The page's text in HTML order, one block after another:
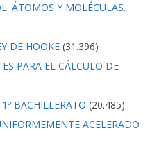
ÁTOMOS Y MOLÉCULAS.
DE HOOKE (31.396)
PARA EL CÁLCULO DE
BACHILLERATO (20.485)
ACELERADO